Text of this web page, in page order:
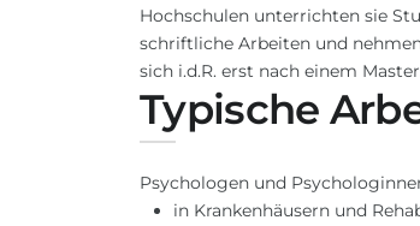
Hochschulen unterrichten sie
schriftliche Arbeiten und
sich i.d.R. erst nach einem
Typische
Psychologen und
in Krankenhäusern und